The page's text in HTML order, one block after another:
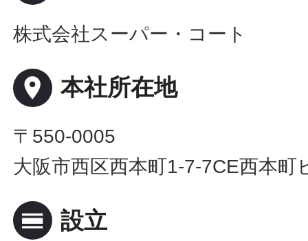
株式会社スーパー・コート
place 本社所在地
〒550-0005
大阪市西区西本町1-7-7CE西本町
calendar_view_day 設立